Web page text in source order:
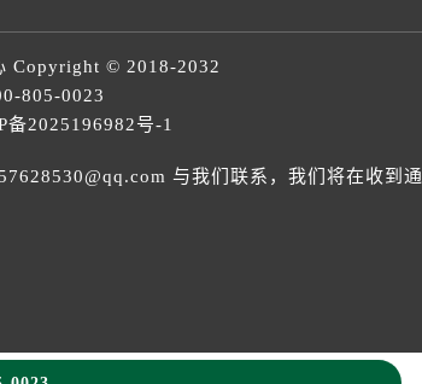
Copyright © 2018-2032
805-0023
备2025196982号-1
与我们联系，我们将在收到